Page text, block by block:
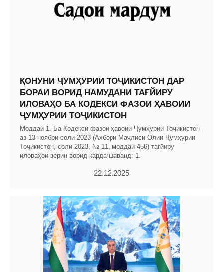
ҚОНУНИ ҶУМҲУРИИ ТОҶИКИСТОН ДАР
БОРАИ ВОРИД НАМУДАНИ ТАҒЙИРУ
ИЛОВАҲО БА КОДЕКСИ ФАЗОИ ҲАВОИИ
ҶУМҲУРИИ ТОҶИКИСТОН
Моддаи 1. Ба Кодекси фазои ҳавоии Ҷумҳурии Тоҷикистон
аз 13 ноябри соли 2023 (Ахбори Маҷлиси Олии Ҷумҳурии
Тоҷикистон, соли 2023, № 11, моддаи 456) тағйиру
иловаҳои зерин ворид карда шаванд: 1.
22.12.2025